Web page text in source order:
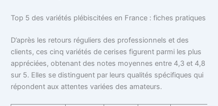
Top 5 des variétés plébiscitées en France : fiches pratiques
D’après les retours réguliers des professionnels et des
clients, ces cinq variétés de cerises figurent parmi les plus
appréciées, obtenant des notes moyennes entre 4,3 et 4,8
sur 5. Elles se distinguent par leurs qualités spécifiques qui
répondent aux attentes variées des amateurs.